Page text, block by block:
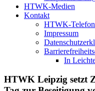
HTWK-Medien
Kontakt
HTWK-
Impressum
In
HTWK Leipzig setzt